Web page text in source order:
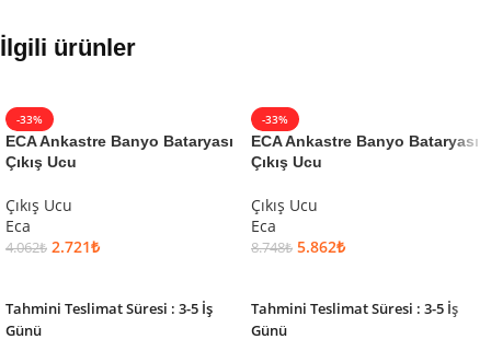
İlgili ürünler
-33%
ECA Ankastre Banyo Bataryası
Çıkış Ucu
Çıkış Ucu
Eca
4.062₺ 2.721₺
Tahmini Teslimat Süresi : 3-5 İş
Günü
-33%
ECA Ankastre Banyo Bataryası
Çıkış Ucu
Çıkış Ucu
Eca
8.748₺ 5.862₺
Tahmini Teslimat Süresi : 3-5 İş
Günü